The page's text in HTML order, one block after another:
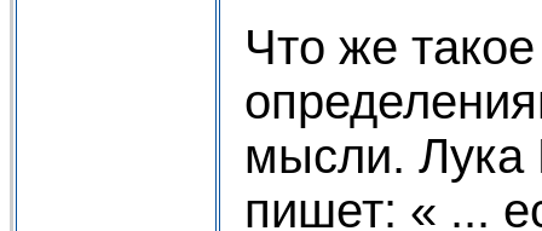
Что же
мысли. Лука
пишет: « ...